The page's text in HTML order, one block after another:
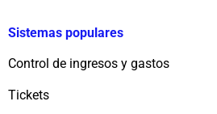
Sistemas populares
Control de ingresos y gastos
Tickets